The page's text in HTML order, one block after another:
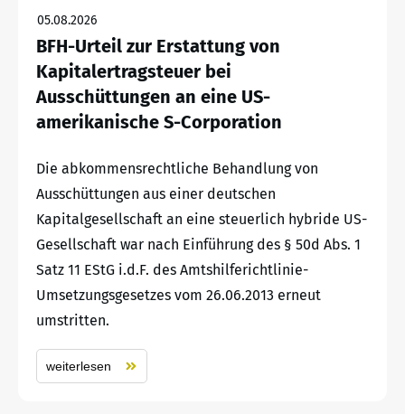
05.08.2026
BFH-Urteil zur Erstattung von
Kapitalertragsteuer bei
Ausschüttungen an eine US-
amerikanische S-Corporation
Die abkommensrechtliche Behandlung von
Ausschüttungen aus einer deutschen
Kapitalgesellschaft an eine steuerlich hybride US-
Gesellschaft war nach Einführung des § 50d Abs. 1
Satz 11 EStG i.d.F. des Amtshilferichtlinie-
Umsetzungsgesetzes vom 26.06.2013 erneut
umstritten.
weiterlesen